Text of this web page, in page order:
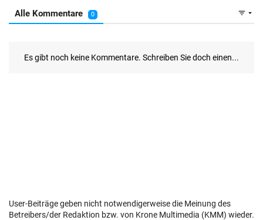
User-Beiträge geben nicht notwendigerweise die Meinung des
Betreibers/der Redaktion bzw. von Krone Multimedia (KMM) wieder.